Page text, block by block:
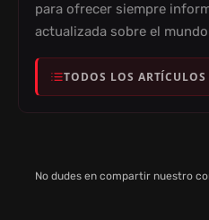
para ofrecer siempre
actualizada sobre el
TODOS LOS ARTÍCULOS
No dudes en compartir nuestro